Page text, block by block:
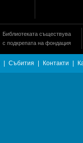
Библиотеката съществува
с подкрепата на фондация
Събития Контакти